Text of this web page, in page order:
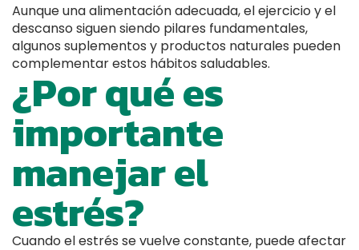
Aunque una alimentación adecuada, el ejercicio y el
descanso siguen siendo pilares fundamentales,
algunos suplementos y productos naturales pueden
complementar estos hábitos saludables.
¿Por qué es
importante
manejar el
estrés?
Cuando el estrés se vuelve constante, puede afectar